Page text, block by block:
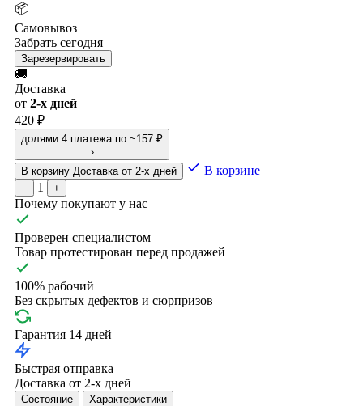
📦
Самовывоз
Забрать сегодня
Зарезервировать
🚚
Доставка
от 2-х дней
420 ₽
долями 4 платежа по ~157 ₽
›
В корзину Доставка от 2-х дней В корзине
− 1 +
Почему покупают у нас
Проверен специалистом
Товар протестирован перед продажей
100% рабочий
Без скрытых дефектов и сюрпризов
Гарантия 14 дней
Быстрая отправка
Доставка от 2-х дней
Состояние Характеристики